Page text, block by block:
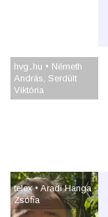
hvg․hu • Németh
András, Serdült
Viktória
telex • Aradi Hanga
Zsóﬁa